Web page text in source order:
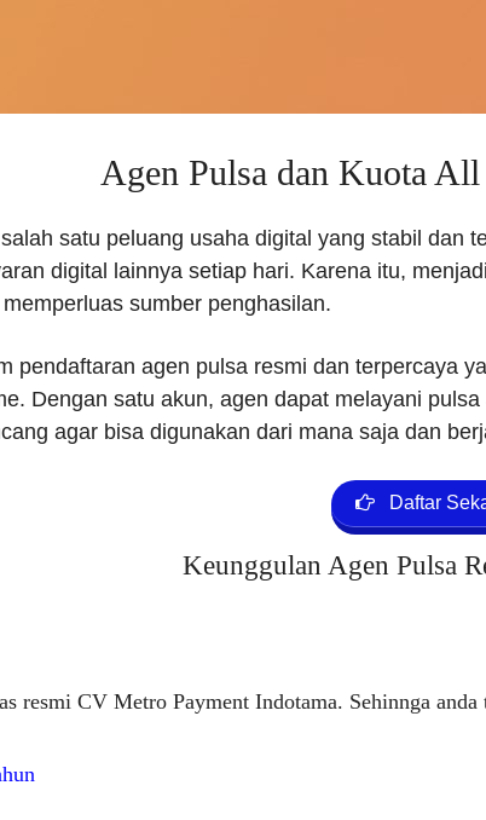
Agen Pulsa dan Kuota
satu peluang usaha digital yang stabil dan
digital lainnya setiap hari. Karena itu,
sumber penghasilan.
pendaftaran agen pulsa resmi dan terpercaya
Dengan satu akun, agen dapat melayani
agar bisa digunakan dari mana saja dan
Daftar
Keunggulan Agen Pulsa
resmi CV Metro Payment Indotama. Sehinnga